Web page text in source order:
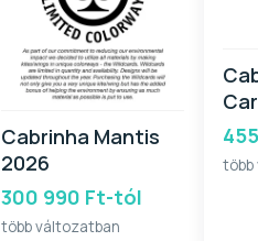
Cabrinha Mantis
2026
300 990 Ft-tól
több változatban